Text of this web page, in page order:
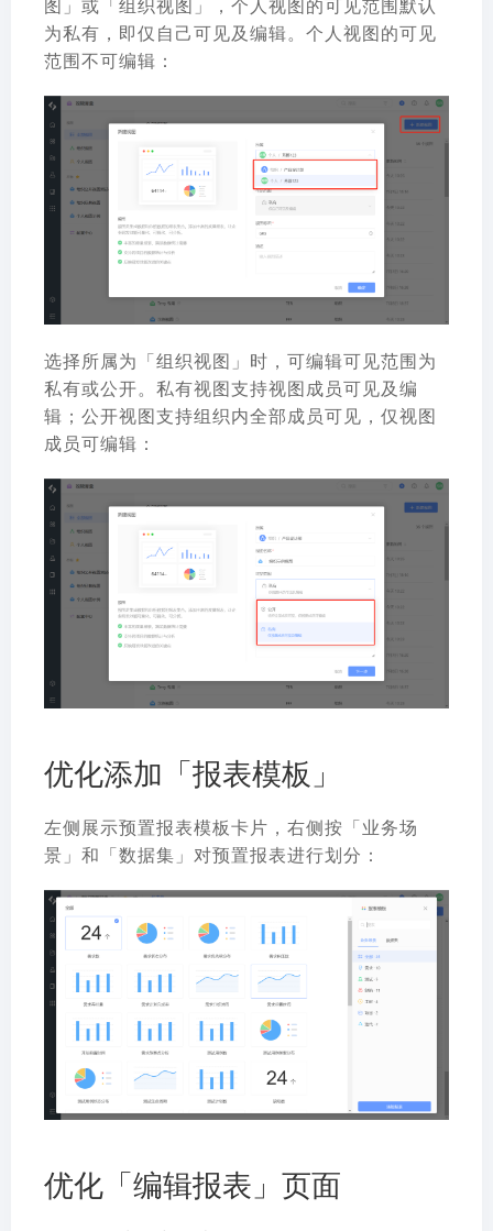
为私有，即仅自己可见及编辑。个人视图的可见
范围不可编辑：
选择所属为「组织视图」时，可编辑可见范围为
私有或公开。私有视图支持视图成员可见及编
辑；公开视图支持组织内全部成员可见，仅视图
成员可编辑：
优化添加「报表模板」
左侧展示预置报表模板卡片，右侧按「业务场
景」和「数据集」对预置报表进行划分：
优化「编辑报表」页面